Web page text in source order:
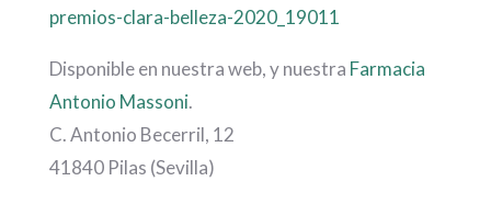
premios-clara-belleza-2020_19011
Disponible en nuestra web, y nuestra Farmacia
Antonio Massoni.
C. Antonio Becerril, 12
41840 Pilas (Sevilla)